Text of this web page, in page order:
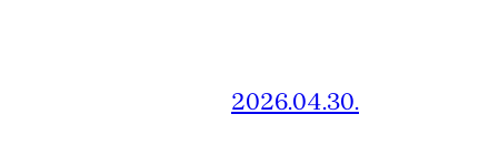
2026.04.30.